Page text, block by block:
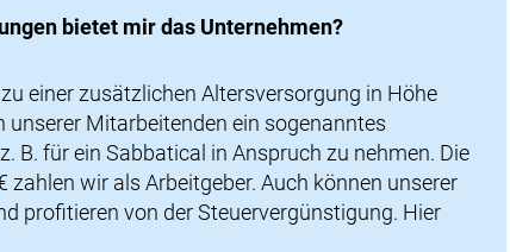
bietet mir das Unternehmen?
einer zusätzlichen Altersversorgung in Höhe
unserer Mitarbeitenden ein sogenanntes
B. für ein Sabbatical in Anspruch zu nehmen. Die
wir als Arbeitgeber. Auch können unserer
profitieren von der Steuervergünstigung. Hier